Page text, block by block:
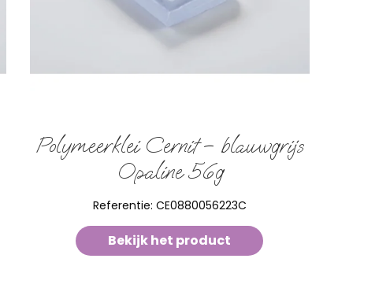
Polymeerklei Cernit – blauwgrijs
Opaline 56g
Referentie: CE0880056223C
Bekijk het product